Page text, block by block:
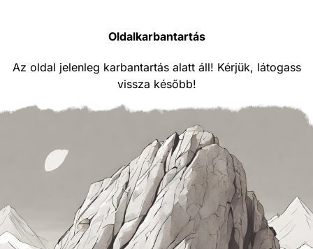
Oldalkarbantartás
Az oldal jelenleg karbantartás alatt áll! Kérjük, látogass
vissza később!